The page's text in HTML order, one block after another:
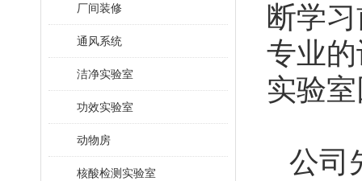
厂间装修
通风系统
洁净实验室
功效实验室
动物房
核酸检测实验室
断学
专业
实验
公司